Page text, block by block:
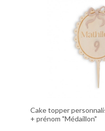
Cake topper
+ prénom "Médaillon"